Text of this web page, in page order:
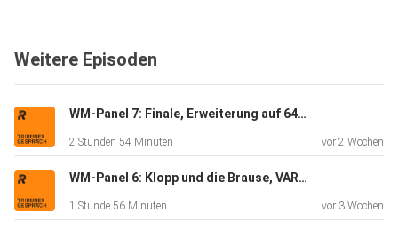
Weitere Episoden
WM-Panel 7: Finale, Erweiterung auf 64 Teams, Infantinos Macht u.v.m.
2 Stunden 54 Minuten vor 2 Wochen
WM-Panel 6: Klopp und die Brause, VARgentinien, ICE-Deportationen u.v.m.
1 Stunde 56 Minuten vor 3 Wochen